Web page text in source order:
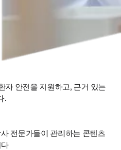
자 안전을 지원하고, 근거 있는
.
전문가들이 관리하는 콘텐츠